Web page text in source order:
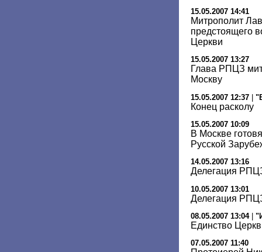
15.05.2007 14:41
Митрополит
предстоящего
Церкви
15.05.2007 13:27
Глава РПЦЗ
Москву
15.05.2007 12:37 |
Конец расколу
15.05.2007 10:09
В Москве
Русской
14.05.2007 13:16
Делегация
10.05.2007 13:01
Делегация
08.05.2007 13:04|
Единство
07.05.2007 11:40